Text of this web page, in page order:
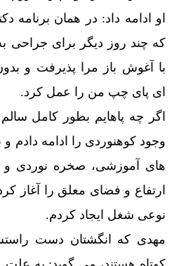
او ادامه داد: در همان برنامه
که چند روز دیگر برای جراحی
با آغوش باز مرا پذیرفت و
ای پای چپ من را عمل کرد.
اگر چه پاهایم بطور کامل سالم
وجود کوهنوردی را ادامه دادم
های آموزشی، صخره نوردی و
ارتفاع و فضای معلق را آغاز
نوعی شغل ایجاد کردم.
مهدی که انگشتان دست